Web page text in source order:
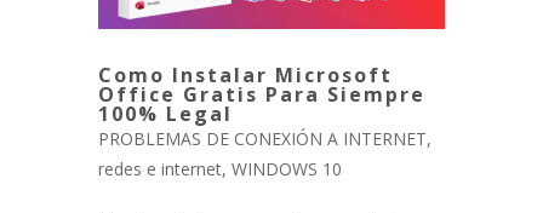
Como Instalar Microsoft
Office Gratis Para Siempre
100% Legal
PROBLEMAS DE CONEXIÓN A INTERNET,
redes e internet, WINDOWS 10